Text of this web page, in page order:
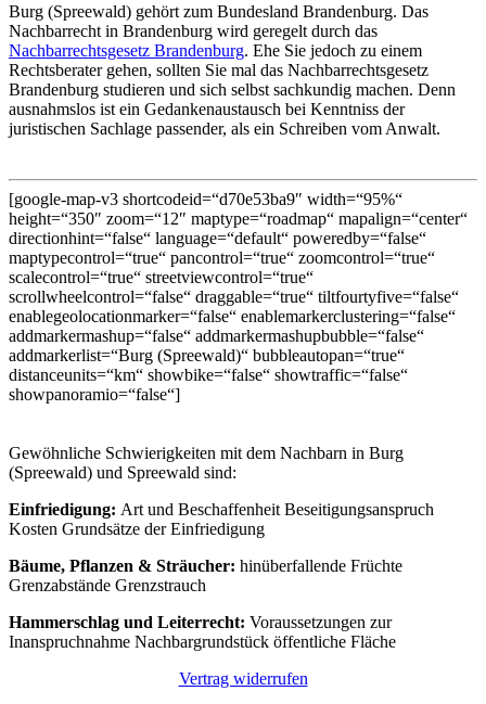
Burg (Spreewald) gehört zum Bundesland Brandenburg. Das
Nachbarrecht in Brandenburg wird geregelt durch das
Nachbarrechtsgesetz Brandenburg. Ehe Sie jedoch zu einem
Rechtsberater gehen, sollten Sie mal das Nachbarrechtsgesetz
Brandenburg studieren und sich selbst sachkundig machen. Denn
ausnahmslos ist ein Gedankenaustausch bei Kenntniss der
juristischen Sachlage passender, als ein Schreiben vom Anwalt.
[google-map-v3 shortcodeid=“d70e53ba9″ width=“95%“
height=“350″ zoom=“12″ maptype=“roadmap“ mapalign=“center“
directionhint=“false“ language=“default“ poweredby=“false“
maptypecontrol=“true“ pancontrol=“true“ zoomcontrol=“true“
scalecontrol=“true“ streetviewcontrol=“true“
scrollwheelcontrol=“false“ draggable=“true“ tiltfourtyfive=“false“
enablegeolocationmarker=“false“ enablemarkerclustering=“false“
addmarkermashup=“false“ addmarkermashupbubble=“false“
addmarkerlist=“Burg (Spreewald)“ bubbleautopan=“true“
distanceunits=“km“ showbike=“false“ showtraffic=“false“
showpanoramio=“false“]
Gewöhnliche Schwierigkeiten mit dem Nachbarn in Burg
(Spreewald) und Spreewald sind:
Einfriedigung: Art und Beschaffenheit Beseitigungsanspruch
Kosten Grundsätze der Einfriedigung
Bäume, Pflanzen & Sträucher: hinüberfallende Früchte
Grenzabstände Grenzstrauch
Hammerschlag und Leiterrecht: Voraussetzungen zur
Inanspruchnahme Nachbargrundstück öffentliche Fläche
Vertrag widerrufen